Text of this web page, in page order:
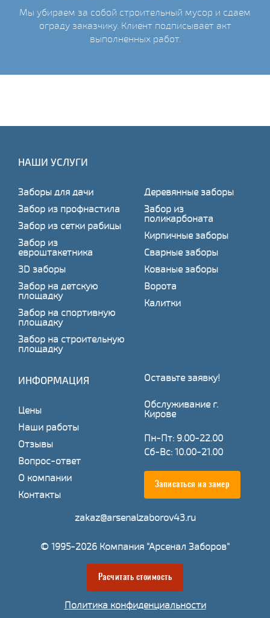
Мы убираем за собой строительный мусор и сдаем
ограду заказчику. Клиент подписывает акт
выполненных работ.
НАШИ УСЛУГИ
Заборы для дачи
Забор из профнастила
Забор из сетки рабицы
Забор из
евроштакетника
3D заборы
Забор на детскую
площадку
Забор на спортивную
площадку
Забор на строительную
площадку
Деревянные заборы
Забор из
поликарбоната
Кирпичные заборы
Сварные заборы
Кованые заборы
Ворота
Калитки
ИНФОРМАЦИЯ
Цены
Наши работы
Отзывы
Вопрос-ответ
О компании
Контакты
Оставьте заявку!
Обслуживание г.
Кирове
Пн-Пт: 9.00-22.00
Сб-Вс: 10.00-21.00
Записаться на замер
zakaz@arsenalzaborov43.ru
© 1995-2026 Компания "Арсенал Заборов"
Расчитать стоимость
Политика конфиденциальности